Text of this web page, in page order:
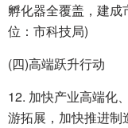
孵化器全覆盖，建
位：市科技局)
(四)高端跃升行动
12. 加快产业高端化
游拓展，加快推进